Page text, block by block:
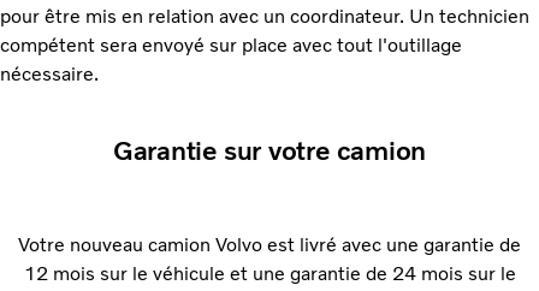
pour être mis en relation avec un coordinateur. Un technicien
compétent sera envoyé sur place avec tout l'outillage
nécessaire.
Garantie sur votre camion
Votre nouveau camion Volvo est livré avec une garantie de
12 mois sur le véhicule et une garantie de 24 mois sur le